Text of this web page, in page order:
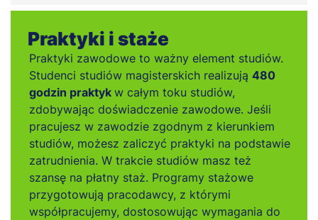
Praktyki i staże
Praktyki zawodowe to ważny element studiów.
Studenci studiów magisterskich realizują 480
godzin praktyk w całym toku studiów,
zdobywając doświadczenie zawodowe. Jeśli
pracujesz w zawodzie zgodnym z kierunkiem
studiów, możesz zaliczyć praktyki na podstawie
zatrudnienia. W trakcie studiów masz też
szansę na płatny staż. Programy stażowe
przygotowują pracodawcy, z którymi
współpracujemy, dostosowując wymagania do